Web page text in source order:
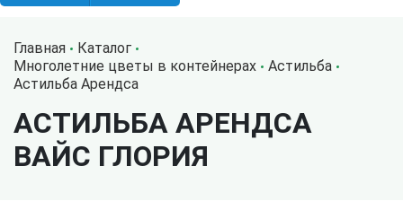
Главная
Каталог
Многолетние цветы в контейнерах
Астильба
Астильба Арендса
АСТИЛЬБА АРЕНДСА
ВАЙС ГЛОРИЯ